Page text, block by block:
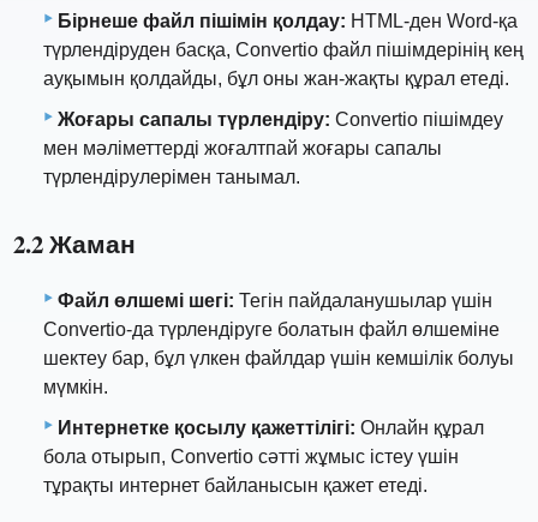
Бірнеше файл пішімін қолдау: HTML-ден Word-қа
түрлендіруден басқа, Convertio файл пішімдерінің кең
ауқымын қолдайды, бұл оны жан-жақты құрал етеді.
Жоғары сапалы түрлендіру: Convertio пішімдеу
мен мәліметтерді жоғалтпай жоғары сапалы
түрлендірулерімен танымал.
2.2 Жаман
Файл өлшемі шегі: Тегін пайдаланушылар үшін
Convertio-да түрлендіруге болатын файл өлшеміне
шектеу бар, бұл үлкен файлдар үшін кемшілік болуы
мүмкін.
Интернетке қосылу қажеттілігі: Онлайн құрал
бола отырып, Convertio сәтті жұмыс істеу үшін
тұрақты интернет байланысын қажет етеді.